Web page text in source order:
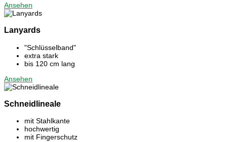
Ansehen
Lanyards
"Schlüsselband"
extra stark
bis 120 cm lang
Ansehen
Schneidlineale
mit Stahlkante
hochwertig
mit Fingerschutz